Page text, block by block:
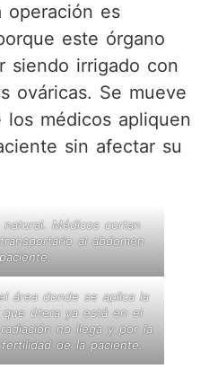
operación es
este órgano
siendo irrigado con
ováricas. Se mueve
médicos apliquen
sin afectar su
Médicos cortan
al abdomen
área donde se aplica la
que útera ya está en el
no llega y por la
de la paciente.